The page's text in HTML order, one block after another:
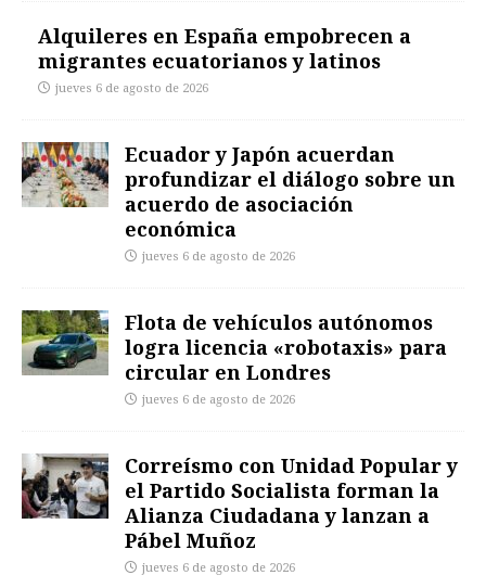
Alquileres en España empobrecen a
migrantes ecuatorianos y latinos
jueves 6 de agosto de 2026
Ecuador y Japón acuerdan
profundizar el diálogo sobre un
acuerdo de asociación
económica
jueves 6 de agosto de 2026
Flota de vehículos autónomos
logra licencia «robotaxis» para
circular en Londres
jueves 6 de agosto de 2026
Correísmo con Unidad Popular y
el Partido Socialista forman la
Alianza Ciudadana y lanzan a
Pábel Muñoz
jueves 6 de agosto de 2026